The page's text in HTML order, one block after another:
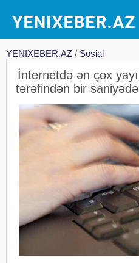
YENIXEBER.AZ / Sosial
İnternetdə ən çox
tərəfindən bir saniyədə